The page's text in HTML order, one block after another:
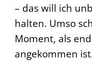
– das will ich
halten. Umso
Moment, als
angekommen